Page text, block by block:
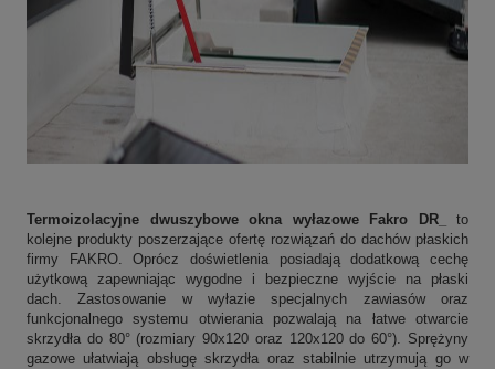
Termoizolacyjne dwuszybowe okna wyłazowe Fakro DR_ to
kolejne produkty poszerzające ofertę rozwiązań do dachów płaskich
firmy FAKRO. Oprócz doświetlenia posiadają dodatkową cechę
użytkową zapewniając wygodne i bezpieczne wyjście na płaski
dach. Zastosowanie w wyłazie specjalnych zawiasów oraz
funkcjonalnego systemu otwierania pozwalają na łatwe otwarcie
skrzydła do 80° (rozmiary 90x120 oraz 120x120 do 60°). Sprężyny
gazowe ułatwiają obsługę skrzydła oraz stabilnie utrzymują go w